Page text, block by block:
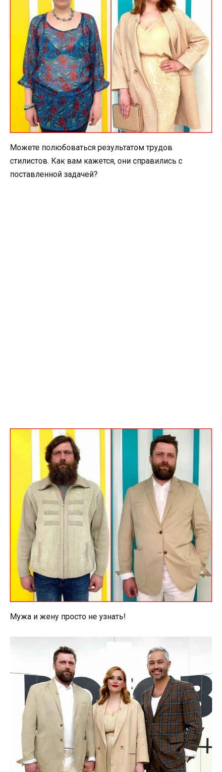
Можете полюбоваться результатом трудов
стилистов. Как вам кажется, они справились с
поставленной задачей?
Мужа и жену просто не узнать!